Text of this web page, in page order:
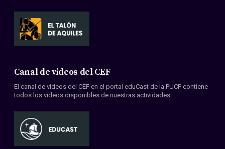
Canal de videos del CEF
El canal de videos del CEF en el portal eduCast de la PUCP contiene
todos los videos disponibles de nuestras actividades.